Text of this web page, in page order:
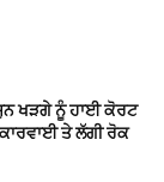
ਖੜਗੇ ਨੂੰ ਹਾਈ ਕੋਰਟ
ਤੇ ਲੱਗੀ ਰੋਕ